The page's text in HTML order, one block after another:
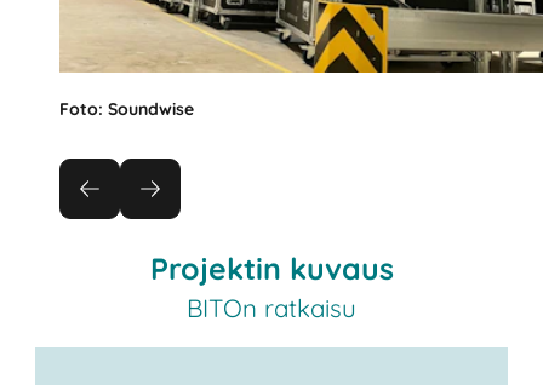
Foto: Soundwise
Projektin kuvaus
BITOn ratkaisu